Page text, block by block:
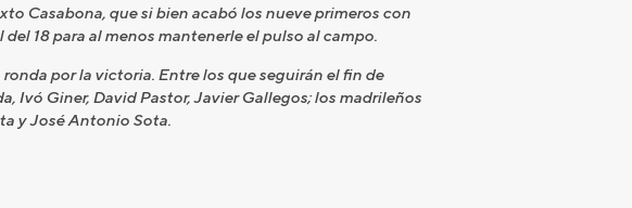
Casabona, que si bien acabó los nueve primeros con
18 para al menos mantenerle el pulso al campo.
por la victoria. Entre los que seguirán el fin de
Ivó Giner, David Pastor, Javier Gallegos; los madrileños
y José Antonio Sota.